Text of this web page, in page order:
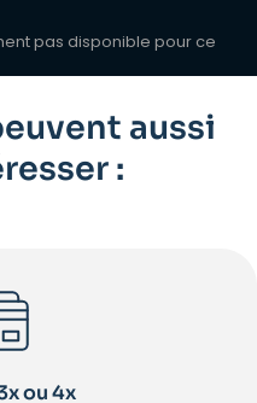
pas disponible pour ce
aussi
:
ou 4x